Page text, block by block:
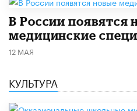
В России появятся
медицинские
12 МАЯ
КУЛЬТУРА